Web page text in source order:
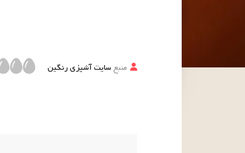
منبع سایت آشپزی رنگین